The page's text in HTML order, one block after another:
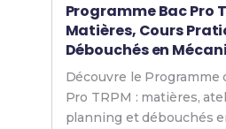
Programme Bac Pro
Matières, Cours
Débouchés en
Découvre le Programme
Pro TRPM : matières,
planning et débouchés